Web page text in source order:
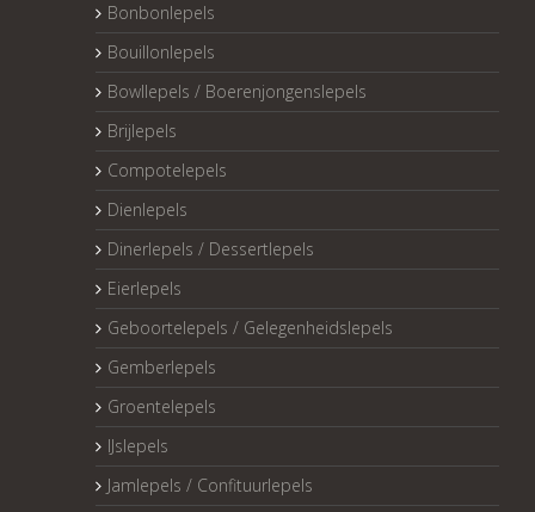
Bonbonlepels
Bouillonlepels
Bowllepels / Boerenjongenslepels
Brijlepels
Compotelepels
Dienlepels
Dinerlepels / Dessertlepels
Eierlepels
Geboortelepels / Gelegenheidslepels
Gemberlepels
Groentelepels
IJslepels
Jamlepels / Confituurlepels